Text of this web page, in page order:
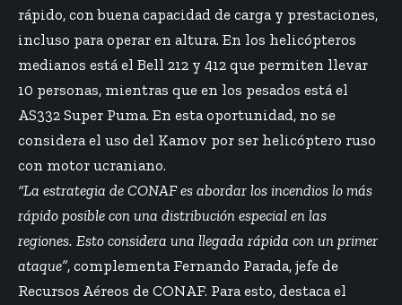
rápido, con buena capacidad de carga y prestaciones,
incluso para operar en altura. En los helicópteros
medianos está el Bell 212 y 412 que permiten llevar
10 personas, mientras que en los pesados está el
AS332 Super Puma. En esta oportunidad, no se
considera el uso del Kamov por ser helicóptero ruso
con motor ucraniano.
“La estrategia de CONAF es abordar los incendios lo más
rápido posible con una distribución especial en las
regiones. Esto considera una llegada rápida con un primer
ataque”, complementa Fernando Parada, jefe de
Recursos Aéreos de CONAF. Para esto, destaca el